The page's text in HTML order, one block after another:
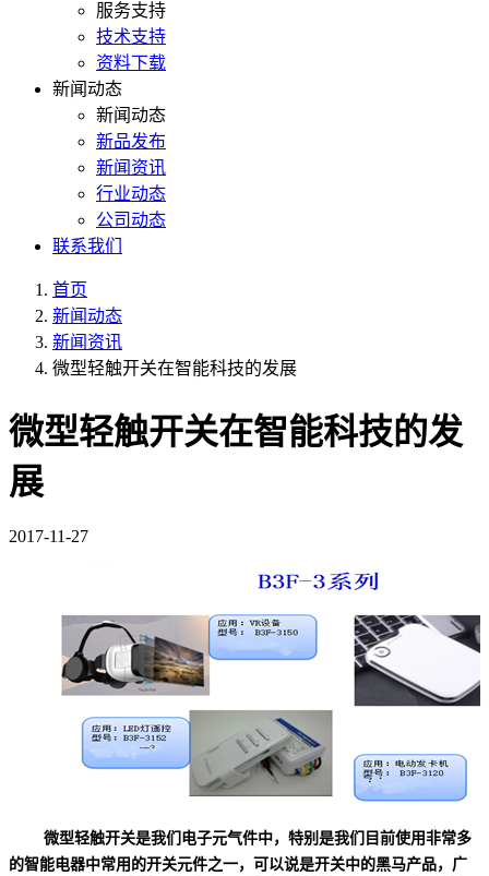
服务支持
技术支持
资料下载
新闻动态
新闻动态
新品发布
新闻资讯
行业动态
公司动态
联系我们
首页
新闻动态
新闻资讯
微型轻触开关在智能科技的发展
微型轻触开关在智能科技的发
展
2017-11-27
微型轻触开关是我们电子元气件中，特别是我们目前使用非常多
的智能电器中常用的开关元件之一，可以说是开关中的黑马产品，广